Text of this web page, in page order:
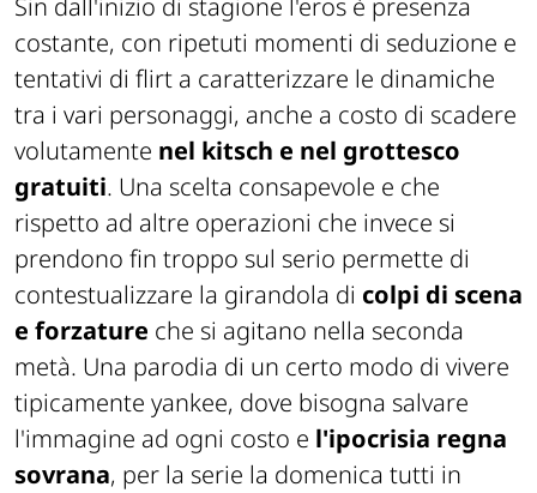
Sin dall'inizio di stagione l'eros è presenza
costante, con ripetuti momenti di seduzione e
tentativi di flirt a caratterizzare le dinamiche
tra i vari personaggi, anche a costo di scadere
volutamente nel kitsch e nel grottesco
gratuiti. Una scelta consapevole e che
rispetto ad altre operazioni che invece si
prendono fin troppo sul serio permette di
contestualizzare la girandola di colpi di scena
e forzature che si agitano nella seconda
metà. Una parodia di un certo modo di vivere
tipicamente yankee, dove bisogna salvare
l'immagine ad ogni costo e l'ipocrisia regna
sovrana, per la serie la domenica tutti in